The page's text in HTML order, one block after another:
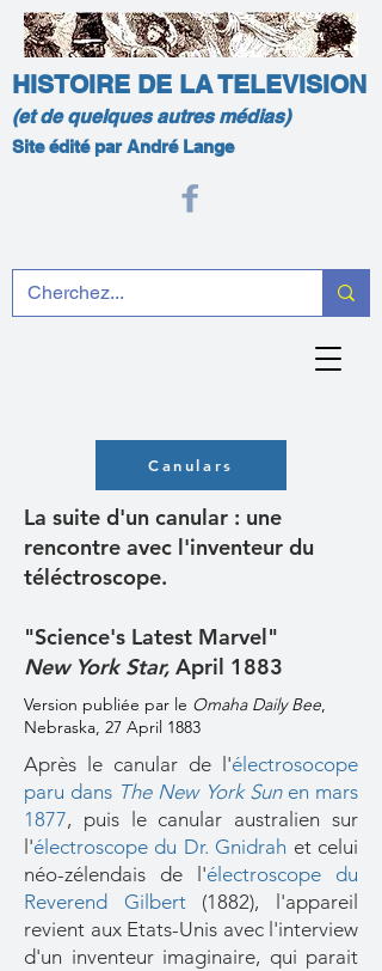
HISTOIRE DE LA TELEVISION
(et de quelques autres médias)
Site édité par André Lange
Canulars
La suite d'un canular : une
rencontre avec l'inventeur du
téléctroscope.
"Science's Latest Marvel"
New York Star, April 1883
Version publiée par le Omaha Daily Bee,
Nebraska, 27 April 1883
Après le canular de l 'électrosocope
paru dans The New York Sunen mars
1877, puis le canular australien sur
l'électroscope du Dr. Gnidrah et celui
néo-zélendais de l'électroscope du
Reverend Gilbert(1882), l'appareil
revient aux Etats-Unis avec l'interview
d'un inventeur imaginaire, qui parait